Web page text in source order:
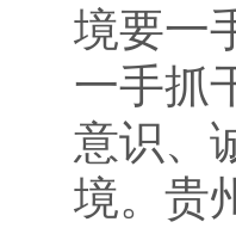
境要一
一手抓
意识、
境。贵